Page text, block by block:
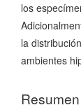
los
la
ambientes